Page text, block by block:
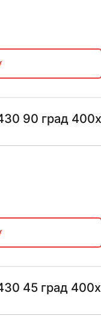
90 град
45 град